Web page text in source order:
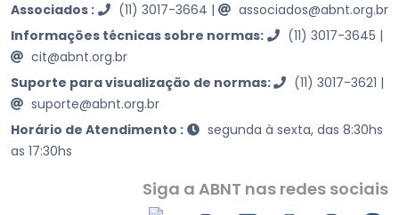
Associados :
(11) 3017-3664 |
associados@abnt.org.br
Informações técnicas sobre normas:
(11) 3017-3645 |
cit@abnt.org.br
Suporte para visualização de normas:
(11) 3017-3621 |
suporte@abnt.org.br
Horário de Atendimento :
segunda à sexta, das 8:30hs
as 17:30hs
Siga a ABNT nas redes sociais